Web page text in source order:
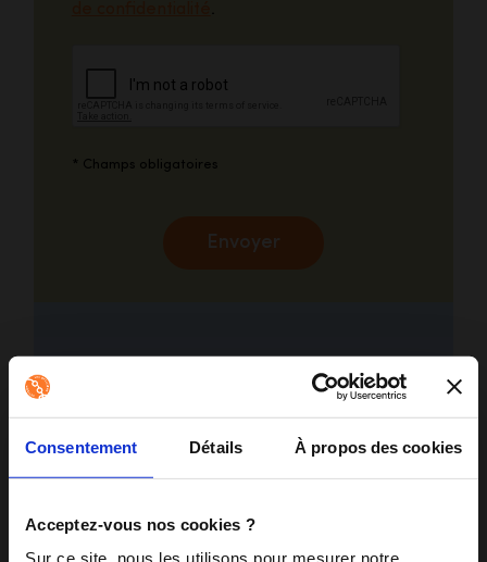
Consentement Détails À propos des cookies
Acceptez-vous nos cookies ?
Sur ce site, nous les utilisons pour mesurer notre
* Champs obligatoires
Envoyer
Un Opticien Mobile :
qu’est-ce que c’est ?
professionnels de santé experts dans la
pratique de leur métier, animés par l’envie